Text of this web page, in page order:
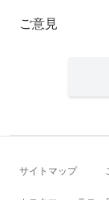
ご意見
サイトマップ